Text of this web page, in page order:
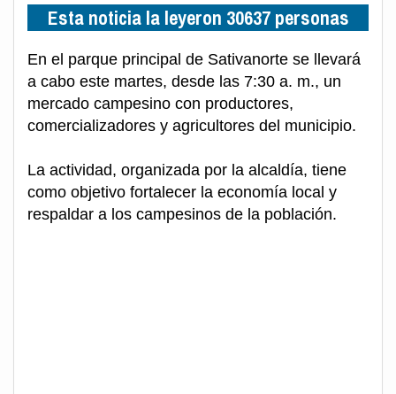
Esta noticia la leyeron 30637 personas
En el parque principal de Sativanorte se llevará
a cabo este martes, desde las 7:30 a. m., un
mercado campesino con productores,
comercializadores y agricultores del municipio.
La actividad, organizada por la alcaldía, tiene
como objetivo fortalecer la economía local y
respaldar a los campesinos de la población.